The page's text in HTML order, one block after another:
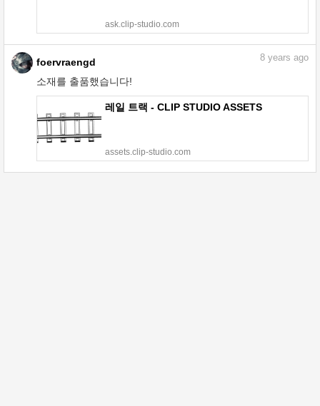
ask.clip-studio.com
foervraengd
소재를 출품했습니다!
8 years ago
레일 트랙 - CLIP STUDIO ASSETS
assets.clip-studio.com